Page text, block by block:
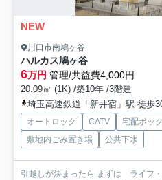
NEW
川口市南鳩ヶ谷
ハルカス鳩ヶ谷
6万円 管理/共益費4,000円
20.09㎡ (1K) /築10年 /3階建
埼玉高速鉄道「新井宿」駅 徒歩
オートロック CATV 宅配ボッ
敷地内ごみ置き場
公共下水
引越しが決まったら まずは ライフ